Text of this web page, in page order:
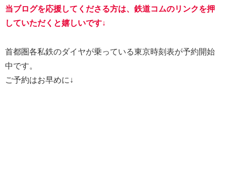
当ブログを応援してくださる方は、鉄道コムのリンクを押
していただくと嬉しいです↓
首都圏各私鉄のダイヤが乗っている東京時刻表が予約開始
中です。
ご予約はお早めに↓